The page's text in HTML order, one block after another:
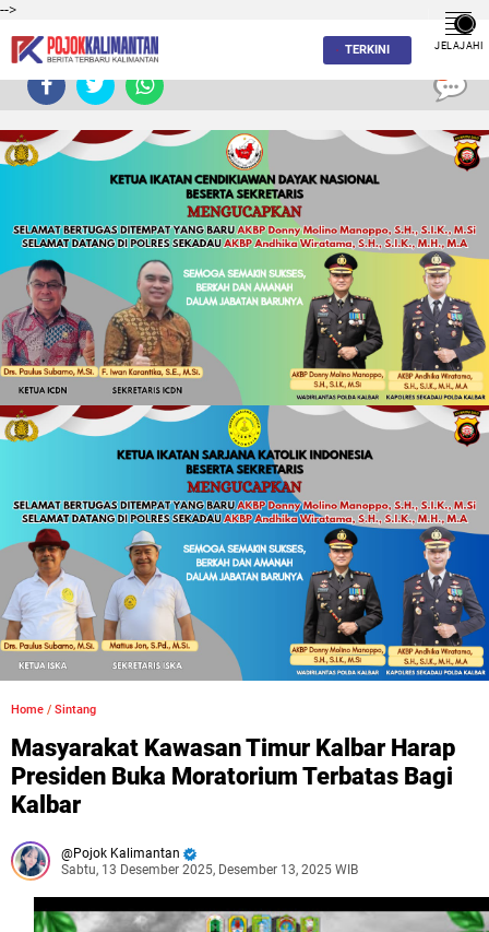
-->
TERKINI JELAJAHI
Home / Sintang
Masyarakat Kawasan Timur Kalbar Harap
Presiden Buka Moratorium Terbatas Bagi
Kalbar
Pojok Kalimantan
Sabtu, 13 Desember 2025, Desember 13, 2025 WIB